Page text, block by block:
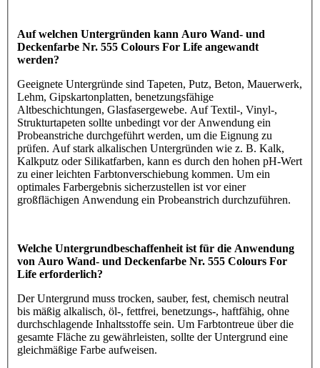
Auf welchen Untergründen kann Auro Wand- und
Deckenfarbe Nr. 555 Colours For Life angewandt
werden?
Geeignete Untergründe sind Tapeten, Putz, Beton, Mauerwerk,
Lehm, Gipskartonplatten, benetzungsfähige
Altbeschichtungen, Glasfasergewebe. Auf Textil-, Vinyl-,
Strukturtapeten sollte unbedingt vor der Anwendung ein
Probeanstriche durchgeführt werden, um die Eignung zu
prüfen. Auf stark alkalischen Untergründen wie z. B. Kalk,
Kalkputz oder Silikatfarben, kann es durch den hohen pH-Wert
zu einer leichten Farbtonverschiebung kommen. Um ein
optimales Farbergebnis sicherzustellen ist vor einer
großflächigen Anwendung ein Probeanstrich durchzuführen.
Welche Untergrundbeschaffenheit ist für die Anwendung
von Auro Wand- und Deckenfarbe Nr. 555 Colours For
Life erforderlich?
Der Untergrund muss trocken, sauber, fest, chemisch neutral
bis mäßig alkalisch, öl-, fettfrei, benetzungs-, haftfähig, ohne
durchschlagende Inhaltsstoffe sein. Um Farbtontreue über die
gesamte Fläche zu gewährleisten, sollte der Untergrund eine
gleichmäßige Farbe aufweisen.